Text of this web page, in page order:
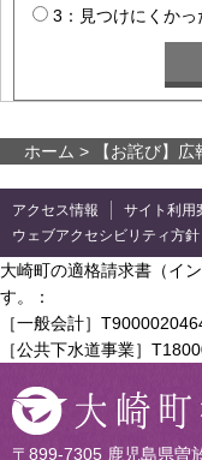
3：見つけにくかっ
ホーム > 【お詫び】広
アクセス情報 サイト利用
ウェブアクセシビリティ方針
大崎町の適格請求書（イ
す。：
［一般会計］
［公共下水道事業］
〒899-7305 鹿児島県曽